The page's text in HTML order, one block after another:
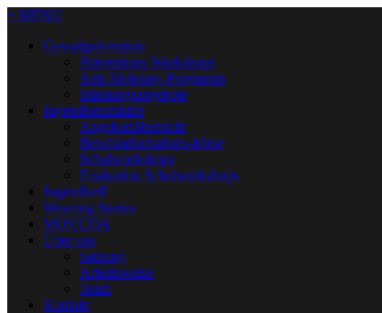
+ MENU
Gewaltprävention
Präventions-Workshops
Anti-Mobbing-Programm
Stärkungsangebote
Jugendberufshilfe
Angebotsübersicht
Berufsinformations-börse
Schulworkshops
Evaluation Schulworkshops
Jugendtreff
Weaving Stories
MOVETIA
Über uns
Satzung
Arbeitsweise
Team
Kontakt